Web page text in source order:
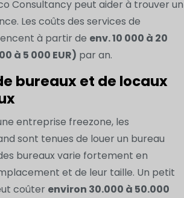
Consultancy peut aider à trouver un
Les coûts des services de
à partir de env. 10 000 à 20
à 5 000 EUR) par an.
bureaux et de locaux
entreprise freezone, les
sont tenues de louer un bureau
bureaux varie fortement en
et de leur taille. Un petit
coûter environ 30.000 à 50.000